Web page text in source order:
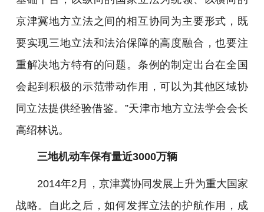
京津冀地方立法之间的相互协同为主要形式，既
要实现三地立法和法治保障的高度融合，也要注
重解决地方特有的问题。条例的制定出台在全国
会起到积极的示范带动作用，可以为其他区域协
同立法提供经验借鉴。”天津市地方立法学会会长
高绍林说。
三地机动车保有量近3000万辆
2014年2月，京津冀协同发展上升为重大国家
战略。自此之后，如何发挥立法的护航作用，成